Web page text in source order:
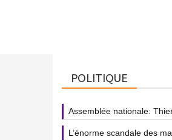
POLITIQUE
Assemblée nationale:
L’énorme scandale des